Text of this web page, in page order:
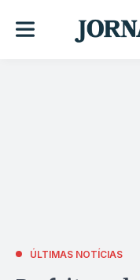
ÚLTIMAS NOTÍCIAS